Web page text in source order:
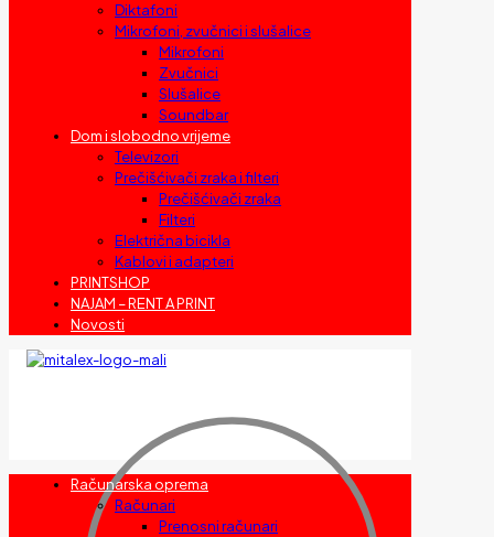
Diktafoni
Mikrofoni, zvučnici i slušalice
Mikrofoni
Zvučnici
Slušalice
Soundbar
Dom i slobodno vrijeme
Televizori
Prečišćivači zraka i filteri
Prečišćivači zraka
Filteri
Električna bicikla
Kablovi i adapteri
PRINTSHOP
NAJAM – RENT A PRINT
Novosti
Računarska oprema
Računari
Prenosni računari